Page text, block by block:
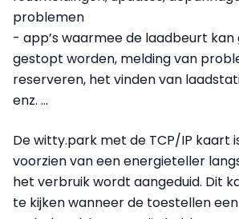
problemen
- app’s waarmee de laadbeurt
gestopt worden, melding van
reserveren, het vinden van
enz. …
De witty.park met de TCP/IP kaart
voorzien van een energieteller
het verbruik wordt aangeduid. Dit
te kijken wanneer de toestellen een